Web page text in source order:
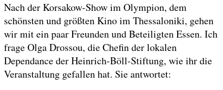
Nach der Korsakow-Show im Olympion, dem
schönsten und größten Kino im Thessaloniki, gehen
wir mit ein paar Freunden und Beteiligten Essen. Ich
frage Olga Drossou, die Chefin der lokalen
Dependance der Heinrich-Böll-Stiftung, wie ihr die
Veranstaltung gefallen hat. Sie antwortet: